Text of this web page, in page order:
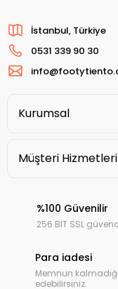
İstanbul, Türkiye
0531 339 90 30
Kurumsal
Müşteri Hizmetleri
%100 Güvenilir
256 BIT SSL
Para iadesi
Memnun
edebilirsiniz.